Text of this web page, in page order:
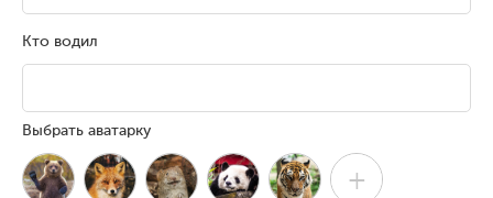
Кто водил
Выбрать аватарку
+